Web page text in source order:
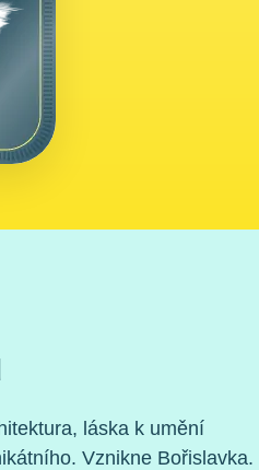
láska k umění
Vznikne Bořislavka.